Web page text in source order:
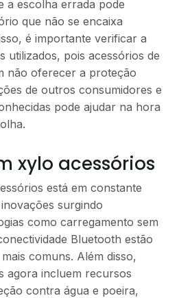
a escolha errada pode
que não se encaixa
é importante verificar a
utilizados, pois acessórios de
não oferecer a proteção
de outros consumidores e
pode ajudar na hora
xylo acessórios
está em constante
surgindo
como carregamento sem
Bluetooth estão
comuns. Além disso,
agora incluem recursos
contra água e poeira,